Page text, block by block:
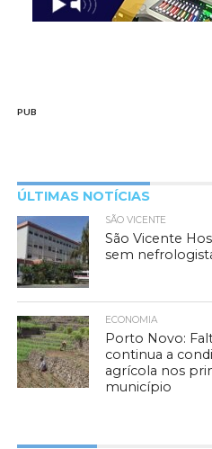
PUB
ÚLTIMAS NOTÍCIAS
SÃO VICENTE
São Vicente
sem
ECONOMIA
Porto Novo:
continua a
agrícola nos
município